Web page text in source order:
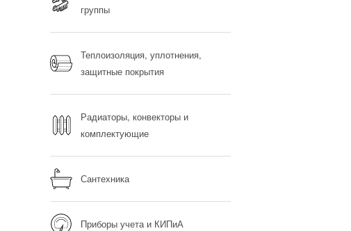
группы
Теплоизоляция, уплотнения,
защитные покрытия
Радиаторы, конвекторы и
комплектующие
Сантехника
Приборы учета и КИПиА